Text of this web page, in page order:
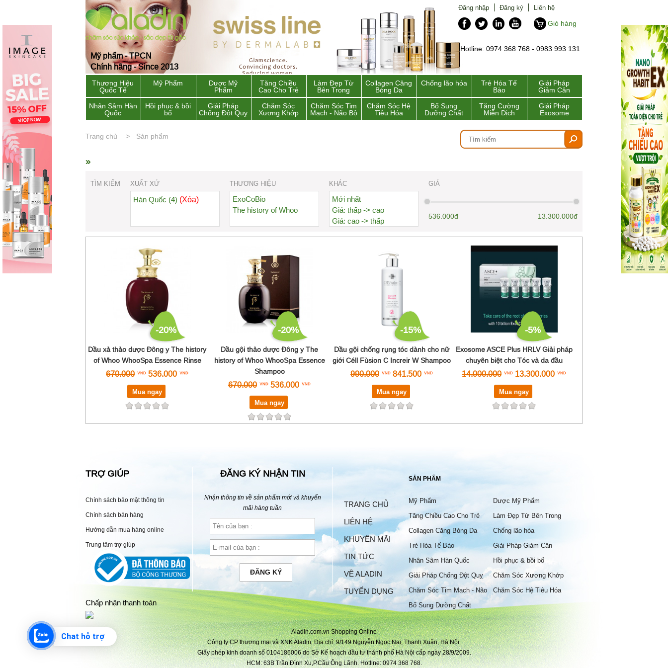
Mỹ phẩm - TPCN
Chính hãng - Since 2013
Đăng nhập Đăng ký
Liên hệ
Giỏ hàng
Hotline: 0974 368 768 - 0983 993 131
Thương Hiệu
Quốc Tế
Mỹ Phẩm
Dược Mỹ
Phẩm
Tăng Chiều
Cao Cho Trẻ
Làm Đẹp Từ
Bên Trong
Collagen Căng
Bóng Da
Chống lão hóa
Trẻ Hóa Tế
Bào
Giải Pháp
Giảm Cân
Nhân Sâm Hàn
Quốc
Hồi phục & bồi
bổ
Giải Pháp
Chống Đột Quỵ
Chăm Sóc
Xương Khớp
Chăm Sóc Tim
Mạch - Não Bộ
Chăm Sóc Hệ
Tiêu Hóa
Bổ Sung
Dưỡng Chất
Tăng Cường
Miễn Dịch
Giải Pháp
Exosome
Trang chủ Sản phẩm
»
TÌM KIẾM XUẤT XỨ
Hàn Quốc (4) (Xóa)
THƯƠNG HIỆU
ExoCoBio
The history of Whoo
KHÁC
Mới nhất
Giá: thấp -> cao
Giá: cao -> thấp
Đánh giá cao nhất
GIÁ
536.000đ 13.300.000đ
-20%
Dầu xả thảo dược Đông y The history
of Whoo WhooSpa Essence Rinse
670.000 536.000
Mua ngay
-20%
Dầu gội thảo dược Đông y The
history of Whoo WhooSpa Essence
Shampoo
670.000 536.000
Mua ngay
-15%
Dầu gội chống rụng tóc dành cho nữ
giới Céll Fùsion C Increir W Shampoo
990.000 841.500
Mua ngay
-5%
Exosome ASCE Plus HRLV Giải pháp
chuyên biệt cho Tóc và da đầu
14.000.000 13.300.000
Mua ngay
TRỢ GIÚP
Chính sách bảo mật thông tin
Chính sách bán hàng
Hướng dẫn mua hàng online
Trung tâm trợ giúp
ĐĂNG KÝ NHẬN TIN
Nhận thông tin về sản phẩm mới và khuyến
mãi hàng tuần
ĐĂNG KÝ
TRANG CHỦ
LIÊN HỆ
KHUYẾN MÃI
TIN TỨC
VỀ ALADIN
TUYỂN DỤNG
SẢN PHẨM
Mỹ Phẩm
Dược Mỹ Phẩm
Tăng Chiều Cao Cho Trẻ
Làm Đẹp Từ Bên Trong
Collagen Căng Bóng Da
Chống lão hóa
Trẻ Hóa Tế Bào
Giải Pháp Giảm Cân
Nhân Sâm Hàn Quốc
Hồi phục & bồi bổ
Giải Pháp Chống Đột Quỵ
Chăm Sóc Xương Khớp
Chăm Sóc Tim Mạch - Não
Bộ
Chăm Sóc Hệ Tiêu Hóa
Bổ Sung Dưỡng Chất
Chấp nhận thanh toán
Aladin.com.vn Shopping Online
Công ty CP thương mại và XNK Aladin. Địa chỉ: 9/149 Nguyễn Ngọc Nại, Thanh Xuân, Hà Nội.
Giấy phép kinh doanh số 0104186006 do Sở Kế hoạch đầu tư thành phố Hà Nội cấp ngày 28/9/2009.
HCM: 63B Trần Đình Xu,P.Cầu Ông Lãnh. Hotline: 0974 368 768.
Chat hỗ trợ